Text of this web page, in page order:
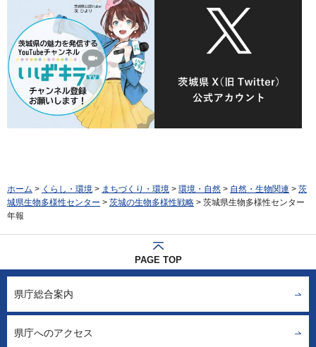
ホーム > くらし・環境 > まちづくり・環境 > 環境・自然 > 自然・生物関連 > 茨
城県生物多様性センター > 茨城の生物多様性戦略 > 茨城県生物多様性センター
年報
PAGE TOP
県庁総合案内
県庁へのアクセス